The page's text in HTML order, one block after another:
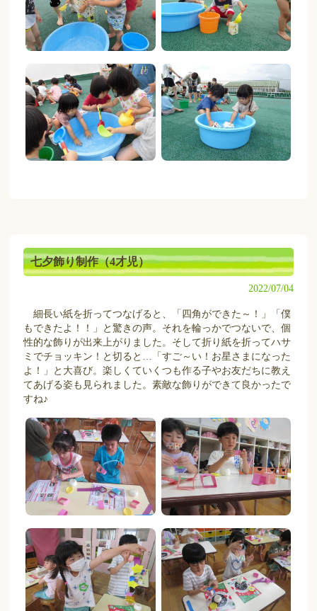
七夕飾り制作（4才児）
2022/07/04
細長い紙を折ってつなげると、「四角ができた～！」「僕
もできたよ！！」と驚きの声。それを輪っかでつないで、個
性的な飾りが出来上がりました。そして折り紙を折ってハサ
ミでチョッキン！と切ると…「すご～い！お星さまになった
よ！」と大喜び。楽しくていくつも作る子やお友だちに教え
てあげる姿も見られました。素敵な飾りができて良かったで
すね♪